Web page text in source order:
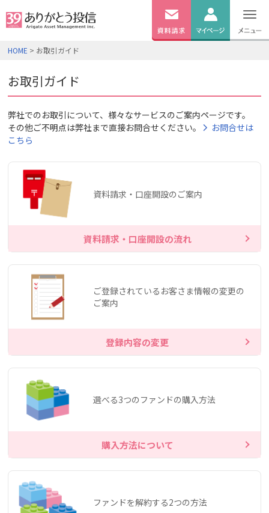
HOME > お取引ガイド
お取引ガイド
弊社でのお取引について、様々なサービスのご案内ページです。
その他ご不明点は弊社まで直接お問合せください。
お問合せは
こちら
資料請求・口座開設のご案内
資料請求・口座開設の流れ
ご登録されているお客さま情報の変更の
ご案内
登録内容の変更
選べる3つのファンドの購入方法
購入方法について
ファンドを解約する2つの方法